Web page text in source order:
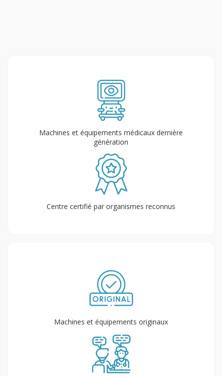
Machines et équipements médicaux dernière
génération
Centre certifié par organismes reconnus
Machines et équipements originaux